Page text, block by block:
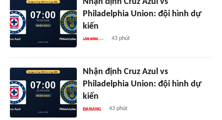
Philadelphia Union: đội hình dự
kiến
43 phút
Nhận định Cruz Azul vs
Philadelphia Union: đội hình dự
kiến
43 phút